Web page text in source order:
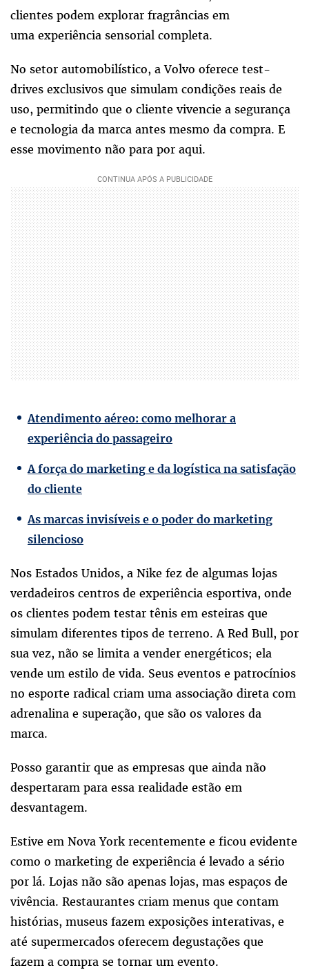
clientes podem explorar fragrâncias em
uma experiência sensorial completa.
No setor automobilístico, a Volvo oferece test-
drives exclusivos que simulam condições reais de
uso, permitindo que o cliente vivencie a segurança
e tecnologia da marca antes mesmo da compra. E
esse movimento não para por aqui.
Atendimento aéreo: como melhorar a
experiência do passageiro
A força do marketing e da logística na satisfação
do cliente
As marcas invisíveis e o poder do marketing
silencioso
Nos Estados Unidos, a Nike fez de algumas lojas
verdadeiros centros de experiência esportiva, onde
os clientes podem testar tênis em esteiras que
simulam diferentes tipos de terreno. A Red Bull, por
sua vez, não se limita a vender energéticos; ela
vende um estilo de vida. Seus eventos e patrocínios
no esporte radical criam uma associação direta com
adrenalina e superação, que são os valores da
marca.
Posso garantir que as empresas que ainda não
despertaram para essa realidade estão em
desvantagem.
Estive em Nova York recentemente e ficou evidente
como o marketing de experiência é levado a sério
por lá. Lojas não são apenas lojas, mas espaços de
vivência. Restaurantes criam menus que contam
histórias, museus fazem exposições interativas, e
até supermercados oferecem degustações que
fazem a compra se tornar um evento.